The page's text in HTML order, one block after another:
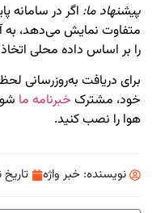
پیشنهاد ما: اگر در
متفاوت نمایش می‌دهد،
را بر اساس داده محلی اتخاذ
برای دریافت به‌روزرسانی
خود، مشترک خبرنامه ما
هوا را نصب کنید.
نویسنده: خبر واژه